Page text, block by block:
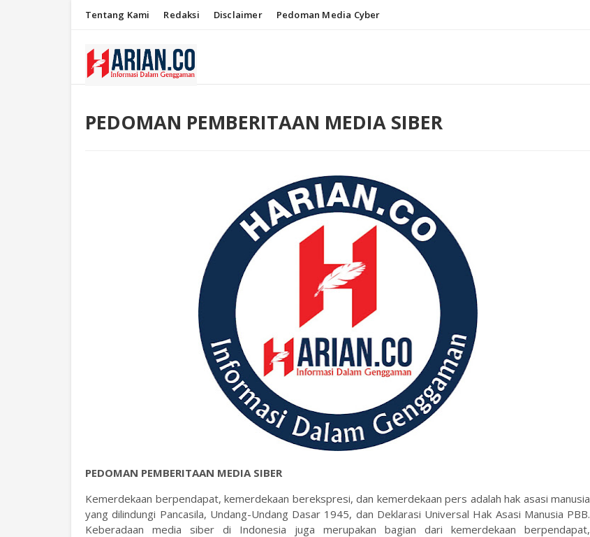
Tentang Kami Redaksi Disclaimer Pedoman Media Cyber
PEDOMAN PEMBERITAAN MEDIA SIBER
PEDOMAN PEMBERITAAN MEDIA SIBER
Kemerdekaan berpendapat, kemerdekaan berekspresi, dan kemerdekaan pers adalah hak asasi manusia
yang dilindungi Pancasila, Undang-Undang Dasar 1945, dan Deklarasi Universal Hak Asasi Manusia PBB.
Keberadaan media siber di Indonesia juga merupakan bagian dari kemerdekaan berpendapat,